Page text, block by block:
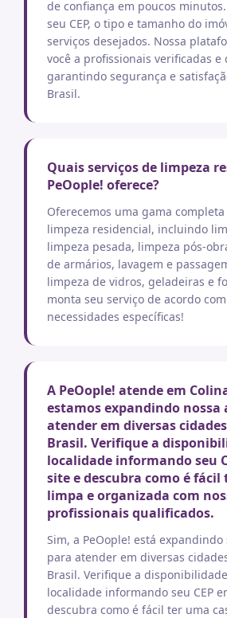
de confiança em poucos
seu CEP, o tipo e tamanho do
serviços desejados. Nossa
você a profissionais verificadas e
garantindo segurança e
Brasil.
Quais serviços de limpeza
PeOople! oferece?
Oferecemos uma gama
limpeza residencial, incluindo
limpeza pesada, limpeza pós-
de armários, lavagem e
limpeza de vidros, geladeiras e
monta seu serviço de acordo
necessidades específicas!
A PeOople! atende em
estamos expandindo nossa
atender em diversas
Brasil. Verifique a
localidade informando seu
site e descubra como é fácil
limpa e organizada com
profissionais qualificados.
Sim, a PeOople! está expandindo
para atender em diversas
Brasil. Verifique a
localidade informando seu CEP
descubra como é fácil ter uma